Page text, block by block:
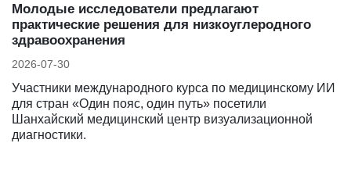
Молодые исследователи предлагают
практические решения для низкоуглеродного
здравоохранения
2026-07-30
Участники международного курса по медицинскому ИИ
для стран «Один пояс, один путь» посетили
Шанхайский медицинский центр визуализационной
диагностики.